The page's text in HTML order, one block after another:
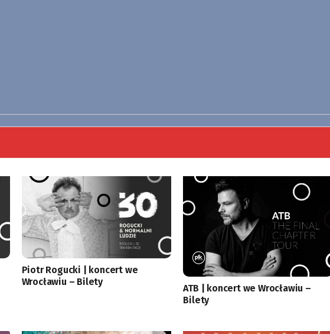
Piotr Rogucki | koncert we
Wrocławiu – Bilety
ATB | koncert we Wrocławiu –
Bilety